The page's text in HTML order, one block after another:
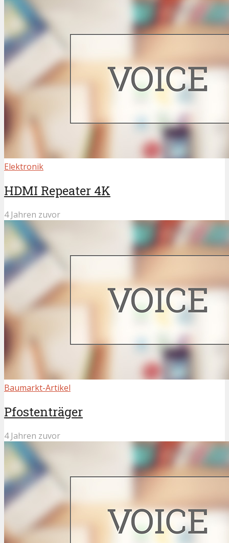
Elektronik
HDMI Repeater 4K
4 Jahren zuvor
Baumarkt-Artikel
Pfostenträger
4 Jahren zuvor